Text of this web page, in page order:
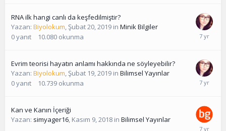
RNA ilk hangi canlı da keşfedilmiştir?
Yazan: Biyolokum,Şubat 20, 2019 in Minik Bilgiler
0yanıt 10.080 okunma
Evrim teorisi hayatın anlamı hakkında ne söyleyebilir?
Yazan: Biyolokum,Şubat 19, 2019 in Bilimsel Yayınlar
0yanıt 10.739 okunma
Kan ve Kanın İçeriği
Yazan: simyager16, Kasım 9, 2018 in Bilimsel Yayınlar